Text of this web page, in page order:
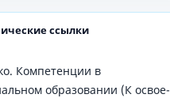
ссылки
Компетенции в
образовании (К освое-